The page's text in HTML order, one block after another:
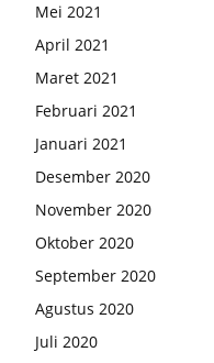
Mei 2021
April 2021
Maret 2021
Februari 2021
Januari 2021
Desember 2020
November 2020
Oktober 2020
September 2020
Agustus 2020
Juli 2020